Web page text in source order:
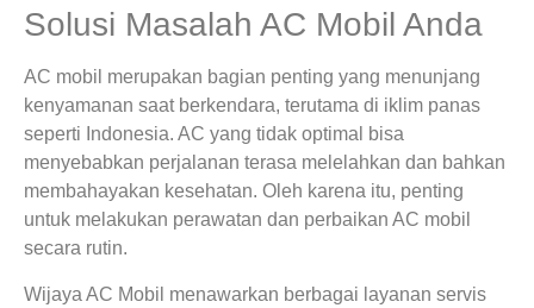
Solusi Masalah AC Mobil Anda
AC mobil merupakan bagian penting yang menunjang
kenyamanan saat berkendara, terutama di iklim panas
seperti Indonesia. AC yang tidak optimal bisa
menyebabkan perjalanan terasa melelahkan dan bahkan
membahayakan kesehatan. Oleh karena itu, penting
untuk melakukan perawatan dan perbaikan AC mobil
secara rutin.
Wijaya AC Mobil menawarkan berbagai layanan servis